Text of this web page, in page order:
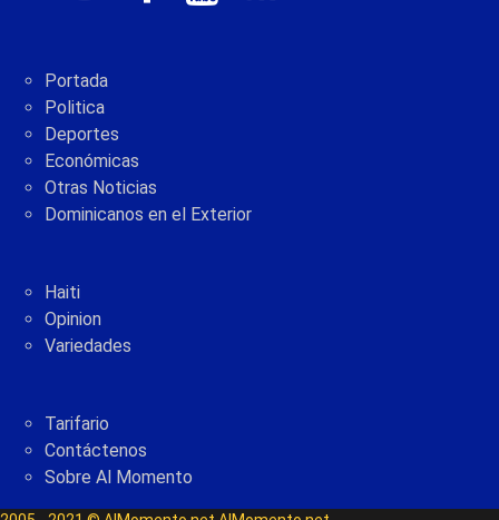
Portada
Politica
Deportes
Económicas
Otras Noticias
Dominicanos en el Exterior
Haiti
Opinion
Variedades
Tarifario
Contáctenos
Sobre Al Momento